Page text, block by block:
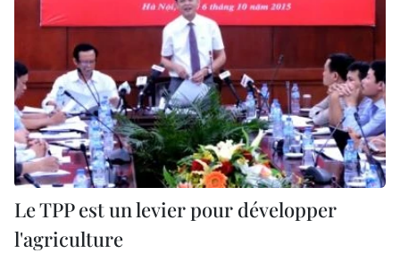
Le TPP est un levier pour développer
l'agriculture